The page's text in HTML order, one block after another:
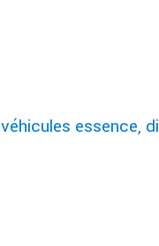
essence,